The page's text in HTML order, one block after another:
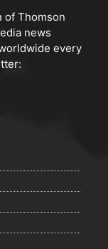
of Thomson
news
every